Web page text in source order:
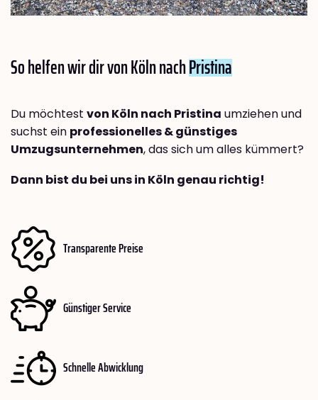
So helfen wir dir von Köln nachPristina
Du möchtest von Köln nach Pristina umziehen und
suchst ein professionelles & günstiges
Umzugsunternehmen, das sich um alles kümmert?
Dann bist du bei uns in Köln genau richtig!
Transparente Preise
Günstiger Service
Schnelle Abwicklung